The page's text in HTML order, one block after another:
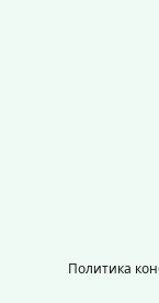
Политика